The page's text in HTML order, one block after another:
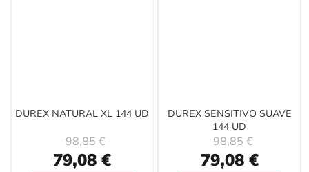
DUREX NATURAL XL 144 UD
Special
Price
79,08 €
98,85 €
DUREX SENSITIVO SUAVE
144 UD
Special
Price
79,08 €
98,85 €